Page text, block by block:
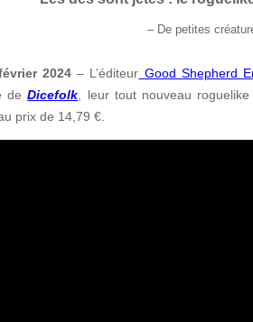
– De petites
2024 – L’éditeur Good Shepherd
de Dicefolk , leur tout nouveau
prix de 14,79 €.